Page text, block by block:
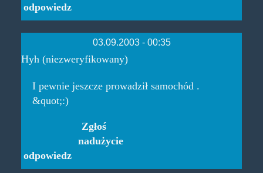
odpowiedz
03.09.2003 - 00:35
Hyh (niezweryfikowany)
I pewnie jeszcze prowadził samochód .
&quot;:)
odpowiedz
Zgłoś
nadużycie